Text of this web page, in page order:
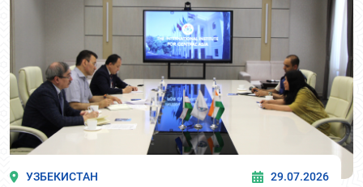
УЗБЕКИСТАН 29.07.2026